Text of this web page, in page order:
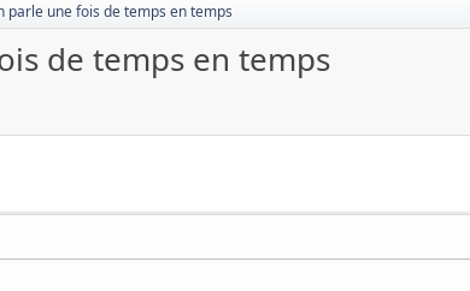
parle une fois de temps en temps
de temps en temps